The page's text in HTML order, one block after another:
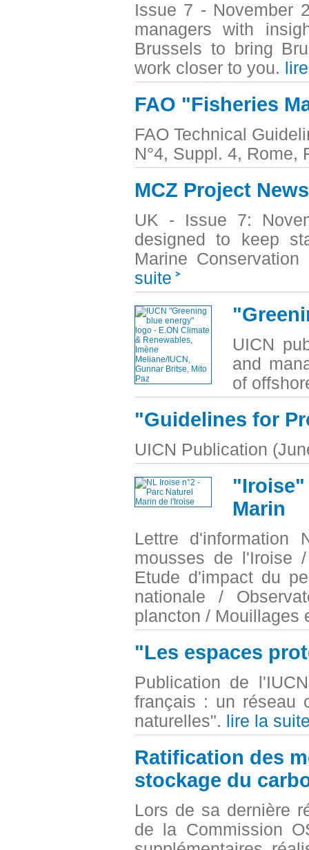
Issue 7 - November
managers with
Brussels to bring
work closer to you.
FAO "Fisheries
FAO Technical
N°4, Suppl. 4, Rome,
MCZ Project
UK - Issue 7:
designed to keep
Marine
suite
UICN
and
of
"Guidelines for
UICN Publication
"Iroise"
Marin
Lettre
mousses de l'Iroise
Etude d'impact du
nationale /
plancton / Mouillages
"Les espaces
Publication de
français : un réseau
naturelles". lire la
Ratification des
stockage du
Lors de sa dernière
de la Commission